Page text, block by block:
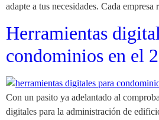
adapte a tus necesidades. Cada
Herramientas
condominios en el
Con un pasito ya adelantado al
digitales para la administración de